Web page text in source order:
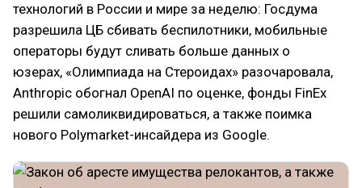
технологий в России и мире за неделю: Госдума
разрешила ЦБ сбивать беспилотники, мобильные
операторы будут сливать больше данных о
юзерах, «Олимпиада на Стероидах» разочаровала,
Anthropic обогнал OpenAI по оценке, фонды FinEx
решили самоликвидироваться, а также поимка
нового Polymarket-инсайдера из Google.